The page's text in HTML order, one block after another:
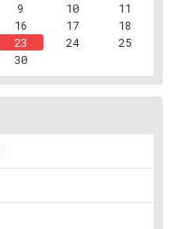
9 10
11
16 17
18
23 24
25
30